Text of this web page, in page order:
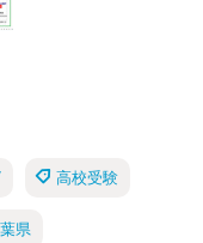
高校受験
県